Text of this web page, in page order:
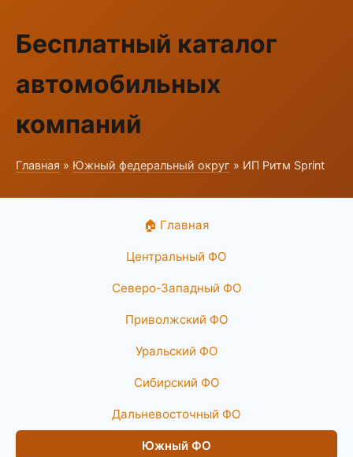
Бесплатный каталог
автомобильных
компаний
Главная » Южный федеральный округ » ИП Ритм Sprint
🏠 Главная
Центральный ФО
Северо-Западный ФО
Приволжский ФО
Уральский ФО
Сибирский ФО
Дальневосточный ФО
Южный ФО